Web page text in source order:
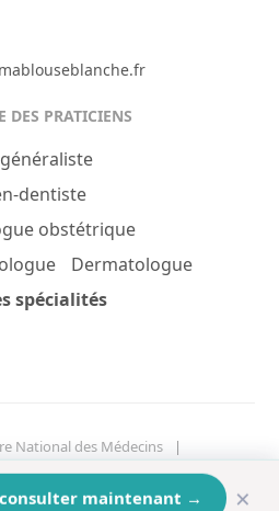
maintenant → ×
DES PRATICIENS
dentiste
obstétrique
Dermatologue
spécialités
National des Médecins